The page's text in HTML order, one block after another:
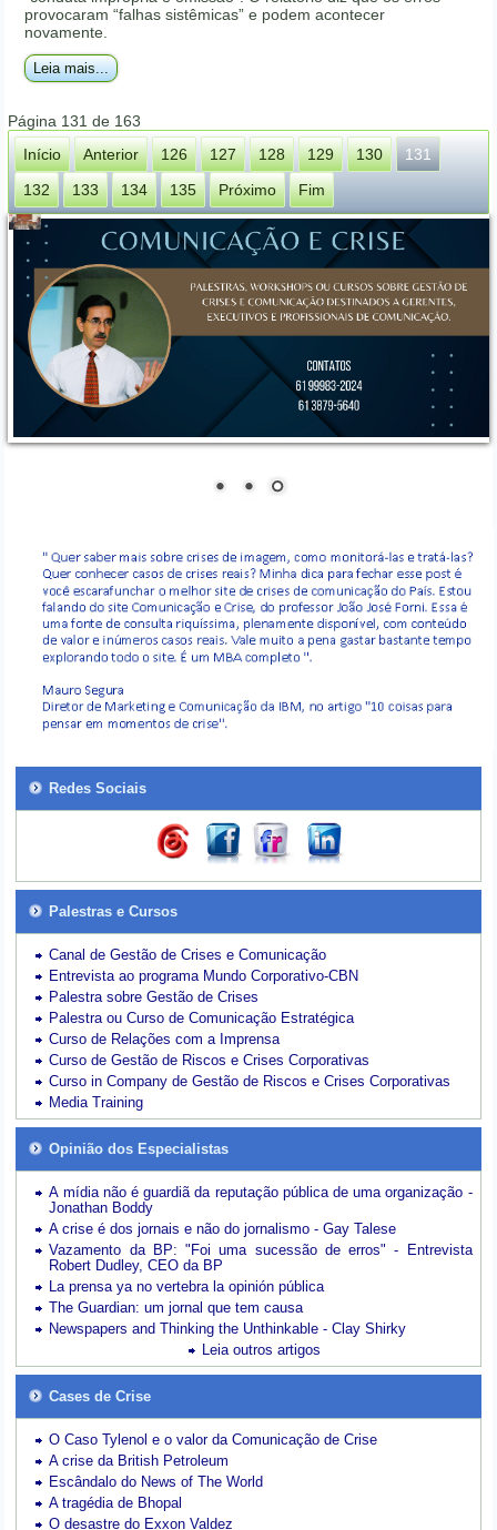
provocaram “falhas sistêmicas” e podem acontecer
novamente.
Leia mais...
Página 131 de 163
Início
Anterior 126 127 128 129 130
131
132
133 134 135 Próximo Fim
Redes Sociais
Palestras e Cursos
Canal de Gestão de Crises e Comunicação
Entrevista ao programa Mundo Corporativo-CBN
Palestra sobre Gestão de Crises
Palestra ou Curso de Comunicação Estratégica
Curso de Relações com a Imprensa
Curso de Gestão de Riscos e Crises Corporativas
Curso in Company de Gestão de Riscos e Crises Corporativas
Media Training
Opinião dos Especialistas
A mídia não é guardiã da reputação pública de uma organização -
Jonathan Boddy
A crise é dos jornais e não do jornalismo - Gay Talese
Vazamento da BP: "Foi uma sucessão de erros" - Entrevista
Robert Dudley, CEO da BP
La prensa ya no vertebra la opinión pública
The Guardian: um jornal que tem causa
Newspapers and Thinking the Unthinkable - Clay Shirky
Leia outros artigos
Cases de Crise
O Caso Tylenol e o valor da Comunicação de Crise
A crise da British Petroleum
Escândalo do News of The World
A tragédia de Bhopal
O desastre do Exxon Valdez